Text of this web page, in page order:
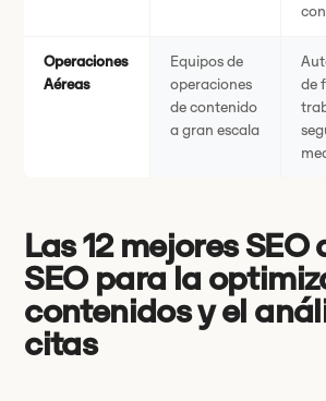
Operaciones
Aéreas
Equipos de
operaciones
de contenido
a gran escala
de
Las 12 mejores SEO
SEO para la
contenidos y el
citas